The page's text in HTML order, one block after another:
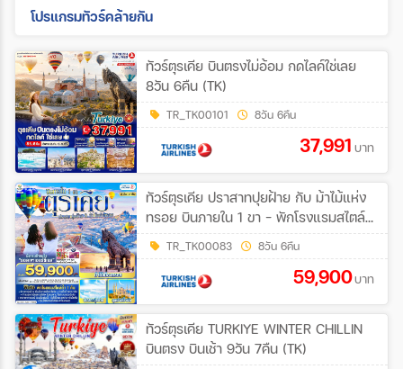
โปรแกรมทัวร์คล้ายกัน
ทัวร์ตุรเคีย บินตรงไม่อ้อม กดไลค์ใช่เลย
8วัน 6คืน (TK)
TR_TK00101 8วัน 6คืน
37,991 บาท
ทัวร์ตุรเคีย ปราสาทปุยฝ้าย กับ ม้าไม้แห่ง
ทรอย บินภายใน 1 ขา - พักโรงแรมสไตล์
ถ้ำ 1 คืน 8วัน 6คืน (TK)
TR_TK00083 8วัน 6คืน
59,900บาท
ทัวร์ตุรเคีย TURKIYE WINTER CHILLIN
บินตรง บินเช้า 9วัน 7คืน (TK)